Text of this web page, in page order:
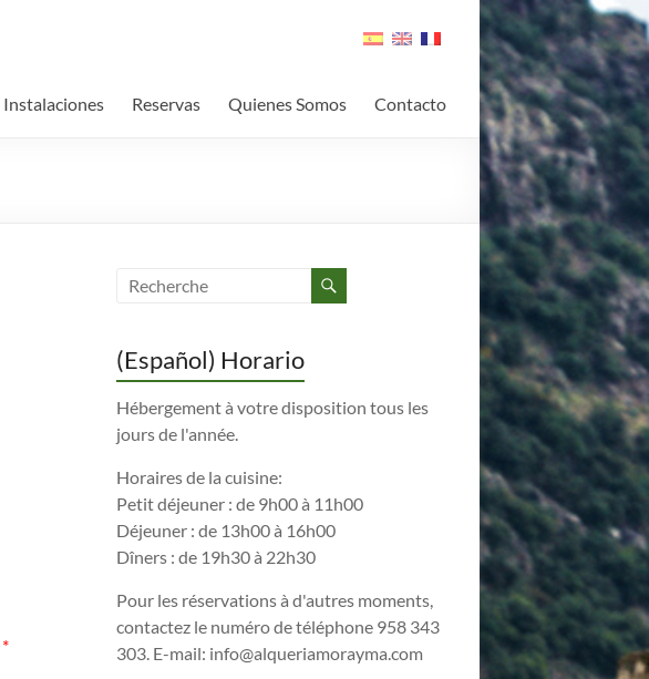
Instalaciones Reservas Quienes Somos Contacto
*
(Español) Horario
Hébergement à votre disposition tous les
jours de l'année.
Horaires de la cuisine:
Petit déjeuner : de 9h00 à 11h00
Déjeuner : de 13h00 à 16h00
Dîners : de 19h30 à 22h30
Pour les réservations à d'autres moments,
contactez le numéro de téléphone 958 343
303. E-mail: info@alqueriamorayma.com